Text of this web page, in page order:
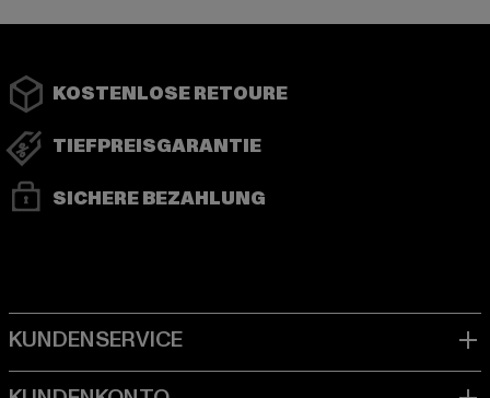
KOSTENLOSE RETOURE
TIEFPREISGARANTIE
SICHERE BEZAHLUNG